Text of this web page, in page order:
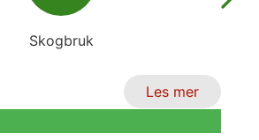
Skogbruk
Les mer